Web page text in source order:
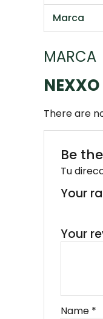
Marca
MARCA
NEXXO
There are
Be
Tu
Your
Your
Name *